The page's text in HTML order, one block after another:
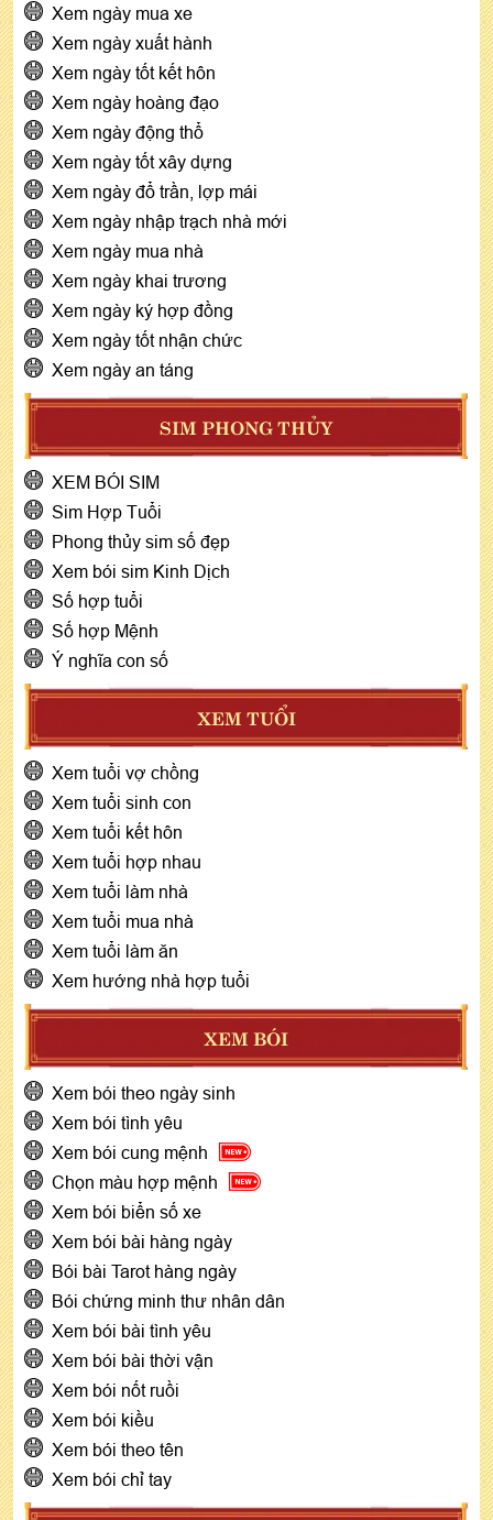
Xem ngày mua xe
Xem ngày xuất hành
Xem ngày tốt kết hôn
Xem ngày hoàng đạo
Xem ngày động thổ
Xem ngày tốt xây dựng
Xem ngày đổ trần, lợp mái
Xem ngày nhập trạch nhà mới
Xem ngày mua nhà
Xem ngày khai trương
Xem ngày ký hợp đồng
Xem ngày tốt nhận chức
Xem ngày an táng
SIM PHONG THỦY
XEM BÓI SIM
Sim Hợp Tuổi
Phong thủy sim số đẹp
Xem bói sim Kinh Dịch
Số hợp tuổi
Số hợp Mệnh
Ý nghĩa con số
XEM TUỔI
Xem tuổi vợ chồng
Xem tuổi sinh con
Xem tuổi kết hôn
Xem tuổi hợp nhau
Xem tuổi làm nhà
Xem tuổi mua nhà
Xem tuổi làm ăn
Xem hướng nhà hợp tuổi
XEM BÓI
Xem bói theo ngày sinh
Xem bói tình yêu
Xem bói cung mệnh
Chọn màu hợp mệnh
Xem bói biển số xe
Xem bói bài hàng ngày
Bói bài Tarot hàng ngày
Bói chứng minh thư nhân dân
Xem bói bài tình yêu
Xem bói bài thời vận
Xem bói nốt ruồi
Xem bói kiều
Xem bói theo tên
Xem bói chỉ tay